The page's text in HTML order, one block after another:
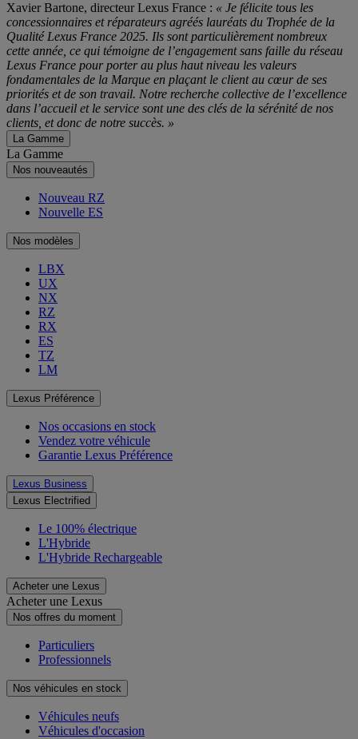
Xavier Bartone, directeur Lexus France : « Je félicite tous les
concessionnaires et réparateurs agréés lauréats du Trophée de la
Qualité Lexus France 2025. Ils sont particulièrement nombreux
cette année, ce qui témoigne de l’engagement sans faille du réseau
Lexus France pour porter au plus haut niveau les valeurs
fondamentales de la Marque en plaçant le client au cœur de ses
priorités et de son travail. Notre recherche collective de l’excellence
dans l’accueil et le service sont une des clés de la sérénité de nos
clients, et donc de notre succès. »
La Gamme
La Gamme
Nos nouveautés
Nouveau RZ
Nouvelle ES
Nos modèles
LBX
UX
NX
RZ
RX
ES
TZ
LM
Lexus Préférence
Nos occasions en stock
Vendez votre véhicule
Garantie Lexus Préférence
Lexus Business
Lexus Electrified
Le 100% électrique
L'Hybride
L'Hybride Rechargeable
Acheter une Lexus
Acheter une Lexus
Nos offres du moment
Particuliers
Professionnels
Nos véhicules en stock
Véhicules neufs
Véhicules d'occasion